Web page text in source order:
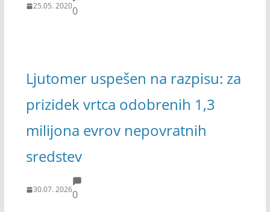
25.05. 20200
Ljutomer uspešen na razpisu: za
prizidek vrtca odobrenih 1,3
milijona evrov nepovratnih
sredstev
30.07. 20260